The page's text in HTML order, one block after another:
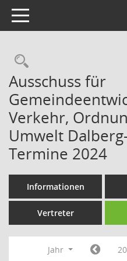
Toggle navigation
Ausschuss für
Verkehr,
Umwelt
Termine 2024
Informationen
Vertreter
Jahr